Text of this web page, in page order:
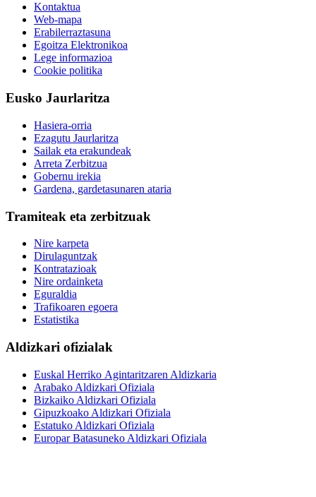
Kontaktua
Web-mapa
Erabilerraztasuna
Egoitza Elektronikoa
Lege informazioa
Cookie politika
Eusko Jaurlaritza
Hasiera-orria
Ezagutu Jaurlaritza
Sailak eta erakundeak
Arreta Zerbitzua
Gobernu irekia
Gardena, gardetasunaren ataria
Tramiteak eta zerbitzuak
Nire karpeta
Dirulaguntzak
Kontratazioak
Nire ordainketa
Eguraldia
Trafikoaren egoera
Estatistika
Aldizkari ofizialak
Euskal Herriko Agintaritzaren Aldizkaria
Arabako Aldizkari Ofiziala
Bizkaiko Aldizkari Ofiziala
Gipuzkoako Aldizkari Ofiziala
Estatuko Aldizkari Ofiziala
Europar Batasuneko Aldizkari Ofiziala